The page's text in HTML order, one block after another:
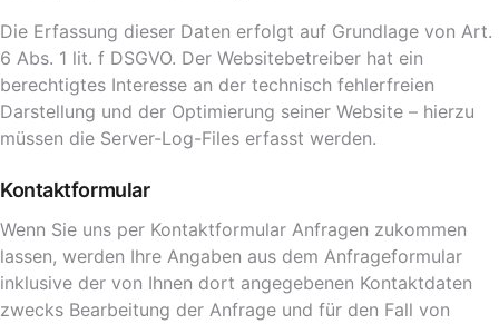
Die Erfassung dieser Daten erfolgt auf Grundlage von Art.
6 Abs. 1 lit. f DSGVO. Der Websitebetreiber hat ein
berechtigtes Interesse an der technisch fehlerfreien
Darstellung und der Optimierung seiner Website – hierzu
müssen die Server-Log-Files erfasst werden.
Kontaktformular
Wenn Sie uns per Kontaktformular Anfragen zukommen
lassen, werden Ihre Angaben aus dem Anfrageformular
inklusive der von Ihnen dort angegebenen Kontaktdaten
zwecks Bearbeitung der Anfrage und für den Fall von